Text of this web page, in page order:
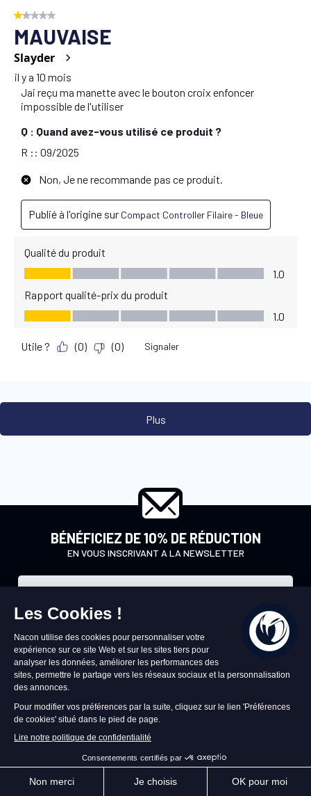
BÉNÉFICIEZ DE 10% DE RÉDUCTION
EN VOUS INSCRIVANT A LA NEWSLETTER
I
s
c
r
i
p
t
i
o
En soumettant ce formulaire, j'accepte que les informations saisies
soient utilisées pour permettre de m'envoyer la newsletter et les
emails commerciaux de la marque Nacon.Traitement des données
Je m'inscris!
Fiable et sûr